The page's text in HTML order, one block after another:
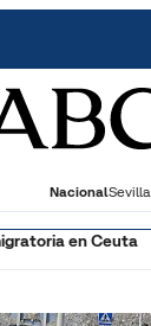
NacionalSevilla
en Ceuta